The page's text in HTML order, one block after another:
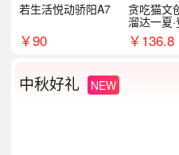
若生活悦动骄阳A7
￥90
贪吃猫文
溜达一夏
￥136.8
中秋好礼 NEW